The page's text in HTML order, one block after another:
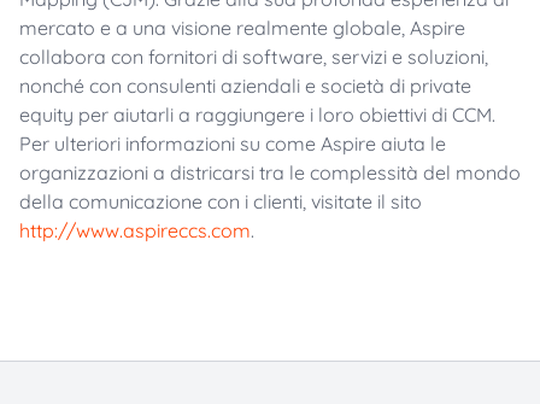
mercato e a una visione realmente globale, Aspire
collabora con fornitori di software, servizi e soluzioni,
nonché con consulenti aziendali e società di private
equity per aiutarli a raggiungere i loro obiettivi di CCM.
Per ulteriori informazioni su come Aspire aiuta le
organizzazioni a districarsi tra le complessità del mondo
della comunicazione con i clienti, visitate il sito
http://www.aspireccs.com.